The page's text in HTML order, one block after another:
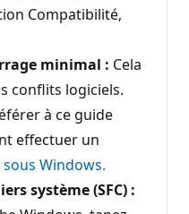
Compatibilité,
minimal : Cela
conflits logiciels.
à ce guide
effectuer un
Windows.
système (SFC) :